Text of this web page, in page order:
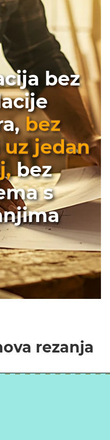
bez
bez
jedan
bez
s
rezanja